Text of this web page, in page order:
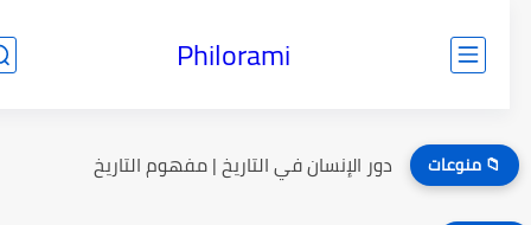
Philorami
📁 منوعات دور الإنسان في التاريخ | مفهوم التاريخ